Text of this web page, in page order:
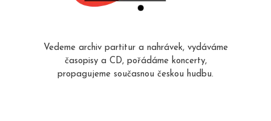
Vedeme archiv partitur a nahrávek, vydáváme
časopisy a CD, pořádáme koncerty,
propagujeme současnou českou hudbu.